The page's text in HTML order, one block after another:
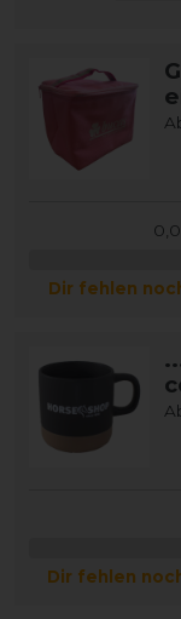
Dir fehlen
Dir fehlen